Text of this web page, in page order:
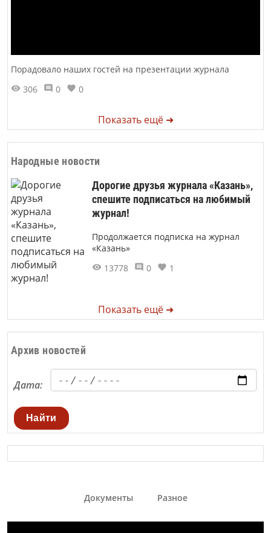
Порадовало наших гостей на презентации журнала
306
0 0
Показать ещё ➜
Народные новости
Дорогие друзья журнала «Казань»,
спешите подписаться на любимый
журнал!
Продолжается подписка на журнал
«Казань»
13778
0 1
Показать ещё ➜
Архив новостей
Дата:
Найти
Документы Разное